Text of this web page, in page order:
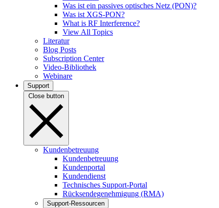
Was ist ein passives optisches Netz (PON)?
Was ist XGS-PON?
What is RF Interference?
View All Topics
Literatur
Blog Posts
Subscription Center
Video-Bibliothek
Webinare
Support
Close button
Kundenbetreuung
Kundenbetreuung
Kundenportal
Kundendienst
Technisches Support-Portal
Rücksendegenehmigung (RMA)
Support-Ressourcen